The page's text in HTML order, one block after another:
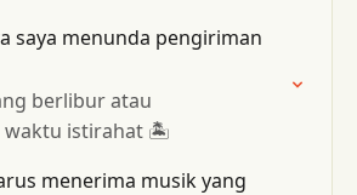
saya menunda pengiriman
berlibur atau
waktu istirahat 🏝️
menerima musik yang